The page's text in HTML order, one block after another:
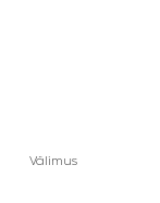
Välimus